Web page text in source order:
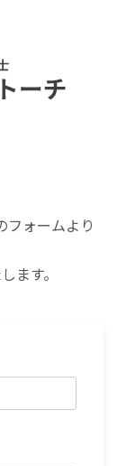
フォームより
ます。